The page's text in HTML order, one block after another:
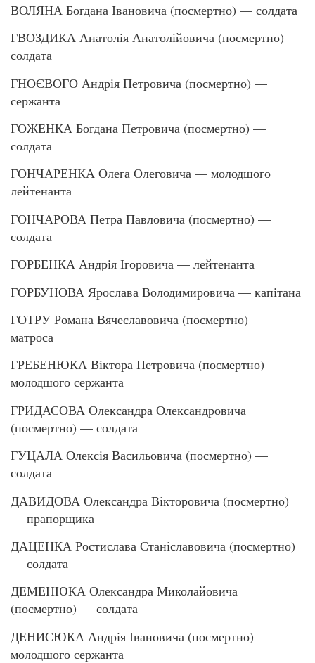
ВОЛЯНА Богдана Івановича (посмертно) — солдата
ГВОЗДИКА Анатолія Анатолійовича (посмертно) —
солдата
ГНОЄВОГО Андрія Петровича (посмертно) —
сержанта
ГОЖЕНКА Богдана Петровича (посмертно) —
солдата
ГОНЧАРЕНКА Олега Олеговича — молодшого
лейтенанта
ГОНЧАРОВА Петра Павловича (посмертно) —
солдата
ГОРБЕНКА Андрія Ігоровича — лейтенанта
ГОРБУНОВА Ярослава Володимировича — капітана
ГОТРУ Романа Вячеславовича (посмертно) —
матроса
ГРЕБЕНЮКА Віктора Петровича (посмертно) —
молодшого сержанта
ГРИДАСОВА Олександра Олександровича
(посмертно) — солдата
ГУЦАЛА Олексія Васильовича (посмертно) —
солдата
ДАВИДОВА Олександра Вікторовича (посмертно)
— прапорщика
ДАЦЕНКА Ростислава Станіславовича (посмертно)
— солдата
ДЕМЕНЮКА Олександра Миколайовича
(посмертно) — солдата
ДЕНИСЮКА Андрія Івановича (посмертно) —
молодшого сержанта